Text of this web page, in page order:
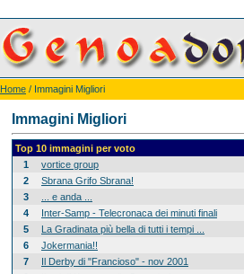
Home / Immagini Migliori
Immagini Migliori
Top 10 immagini per voto
1
vortice group
2
Sbrana Grifo Sbrana!
3
... e anda ...
4
Inter-Samp - Telecronaca dei minuti finali
5
La Gradinata più bella di tutti i tempi ...
6
Jokermania!!
7
Il Derby di "Francioso" - nov 2001